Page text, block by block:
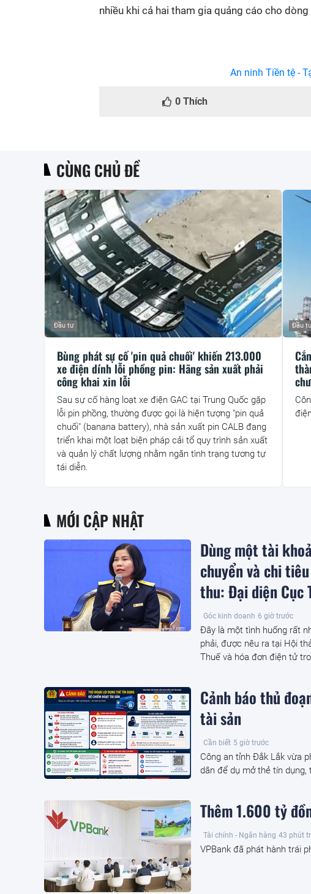
nhiều khi cả hai tham gia quảng cáo cho dòng
An ninh Tiền tệ -
0 Thích
CÙNG CHỦ ĐỀ
Bùng phát sự cố 'pin quả chuối' khiến 213.000
xe điện dính lỗi phồng pin: Hãng sản xuất phải
công khai xin lỗi
Đầu tư
Sau sự cố hàng loạt xe điện GAC tại Trung Quốc gặp
lỗi pin phồng, thường được gọi là hiện tượng "pin quả
chuối" (banana battery), nhà sản xuất pin CALB đang
triển khai một loạt biện pháp cải tổ quy trình sản xuất
và quản lý chất lượng nhằm ngăn tình trạng tương tự
tái diễn.
Đầu
MỚI CẬP NHẬT
Dùng một tài
chuyển và chi
thu: Đại diện Cục
Góc kinh doanh 6 giờ trước
Đây là một tình huống rất
phải, được nêu ra tại Hội
Thuế và hóa đơn điện tử
Cảnh báo thủ
tài sản
Cần biết 5 giờ trước
Công an tỉnh Đắk Lắk vừa
dân để dụ mở thẻ tín
Thêm 1.600 tỷ
Tài chính - Ngân hàng 43 phút
VPBank đã phát hành trái